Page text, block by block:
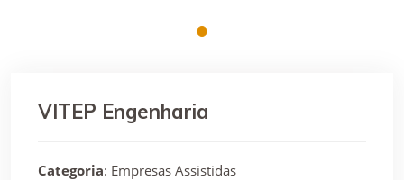
VITEP Engenharia
Categoria: Empresas Assistidas